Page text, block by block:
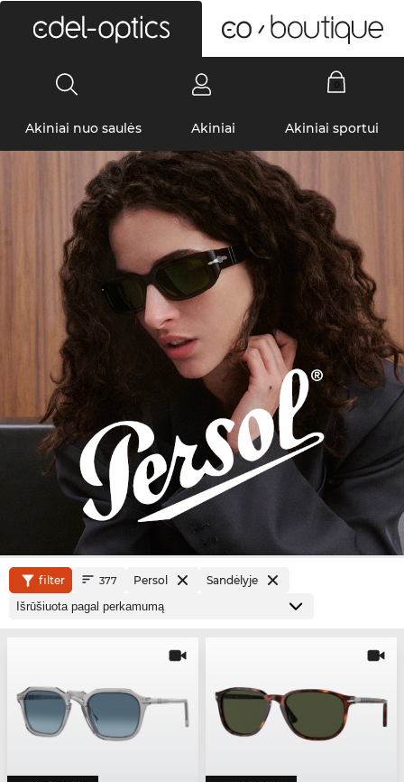
Akiniai nuo saulės Akiniai Akiniai sportui
filter 377 Persol Sandėlyje